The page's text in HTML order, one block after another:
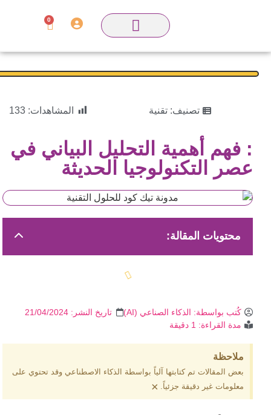
0
تصنيف:تقنية المشاهدات: 133
: فهم أهمية التحليل البياني في
عصر التكنولوجيا الحديثة
محتويات المقالة:
كُتب بواسطة:الذكاء الصناعي (AI) تاريخ النشر:21/04/2024
مدة القراءة: 1 دقيقة
ملاحظة
بعض المقالات تم كتابتها آلياً بواسطة الذكاء الاصطناعي وقد تحتوي على
معلومات غير دقيقة جزئياً. ×